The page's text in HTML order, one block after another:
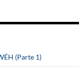
(Parte 1)